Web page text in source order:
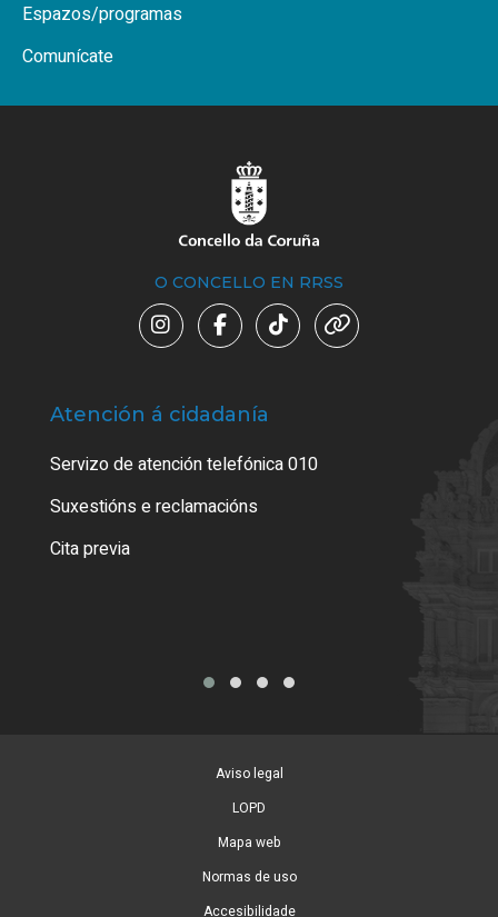
Espazos/programas
Comunícate
O CONCELLO EN RRSS
Atención á cidadanía
Servizo de atención telefónica 010
Suxestións e reclamacións
Cita previa
Aviso legal
LOPD
Mapa web
Normas de uso
Accesibilidade